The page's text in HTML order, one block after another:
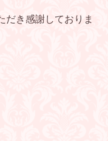
だき感謝しておりま